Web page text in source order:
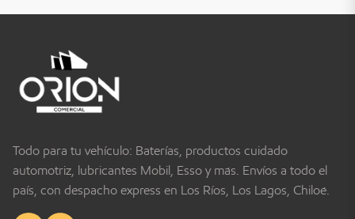
Todo para tu vehículo: Baterías, productos cuidado
automotriz, lubricantes Mobil, Esso y más. Envíos a todo el
país, con despacho express en Los Ríos, Los Lagos, Chiloé.